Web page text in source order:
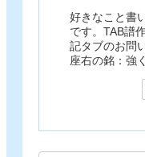
好きなこと書
です。TAB譜
記タブのお問
座右の銘：強